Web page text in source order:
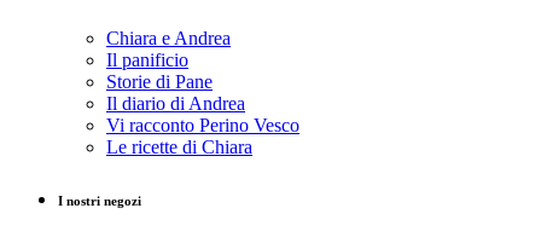
Chiara e Andrea
Il panificio
Storie di Pane
Il diario di Andrea
Vi racconto Perino Vesco
Le ricette di Chiara
I nostri negozi